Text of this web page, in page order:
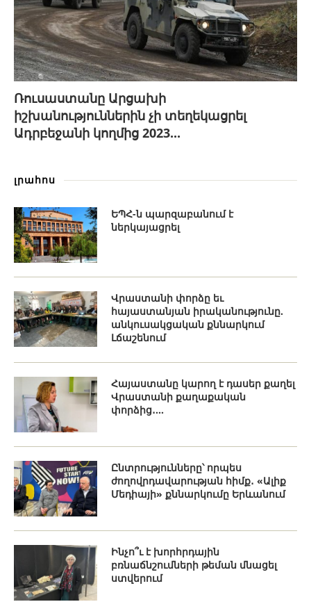
Ռուսաստանը Արցախի
իշխանություններին չի տեղեկացրել
Ադրբեջանի կողմից 2023...
լրահոս
ԵՊՀ-ն պարզաբանում է
ներկայացրել
Վրաստանի փորձը եւ
հայաստանյան իրականությունը.
անկուսակցական քննարկում
Լճաշենում
Հայաստանը կարող է դասեր քաղել
Վրաստանի քաղաքական
փորձից․...
Ընտրությունները՝ որպես
ժողովրդավարության հիմք․ «Ալիք
Մեդիայի» քննարկումը Երևանում
Ինչո՞ւ է խորհրդային
բռնաճնշումների թեման մնացել
ստվերում